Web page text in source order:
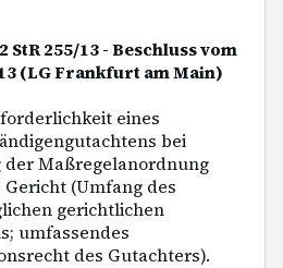
StR 255/13 - Beschluss vom
(LG Frankfurt am Main)
eines
bei
der Maßregelanordnung
(Umfang des
gerichtlichen
umfassendes
des Gutachters).